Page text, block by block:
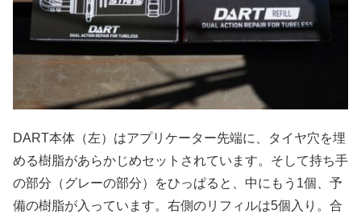
DART本体（左）はアプリケーター先端に、タイヤ穴を埋
める樹脂があらかじめセットされています。そして持ち手
の部分（グレーの部分）をひっぱると、中にもう1個、予
備の樹脂が入っています。右側のリフィルは5個入り。合